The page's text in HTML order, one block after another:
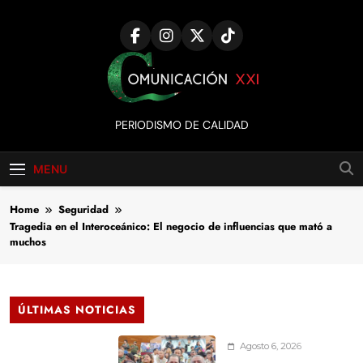
Comunicación
XXI
PERIODISMO DE CALIDAD
MENU
Home
Seguridad
Tragedia en el Interoceánico: El negocio de influencias que mató a
muchos
ÚLTIMAS NOTICIAS
Agosto 6, 2026